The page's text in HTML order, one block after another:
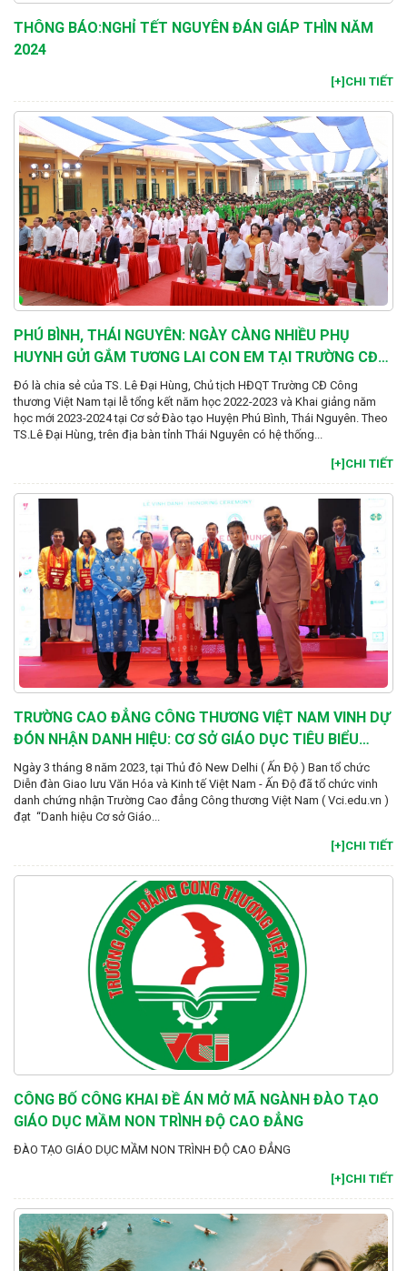
THÔNG BÁO:NGHỈ TẾT NGUYÊN ĐÁN GIÁP THÌN NĂM
2024
[+]CHI TIẾT
PHÚ BÌNH, THÁI NGUYÊN: NGÀY CÀNG NHIỀU PHỤ
HUYNH GỬI GẮM TƯƠNG LAI CON EM TẠI TRƯỜNG CĐ
CÔNG THƯƠNG VIỆT NAM
Đó là chia sẻ của TS. Lê Đại Hùng, Chủ tịch HĐQT Trường CĐ Công
thương Việt Nam tại lễ tổng kết năm học 2022-2023 và Khai giảng năm
học mới 2023-2024 tại Cơ sở Đào tạo Huyện Phú Bình, Thái Nguyên. Theo
TS.Lê Đại Hùng, trên địa bàn tỉnh Thái Nguyên có hệ thống...
[+]CHI TIẾT
TRƯỜNG CAO ĐẲNG CÔNG THƯƠNG VIỆT NAM VINH DỰ
ĐÓN NHẬN DANH HIỆU: CƠ SỞ GIÁO DỤC TIÊU BIỂU
CHÂU Á – THÁI BÌNH DƯƠNG
Ngày 3 tháng 8 năm 2023, tại Thủ đô New Delhi ( Ấn Độ ) Ban tổ chức
Diễn đàn Giao lưu Văn Hóa và Kinh tế Việt Nam - Ấn Độ đã tổ chức vinh
danh chứng nhận Trường Cao đẳng Công thương Việt Nam ( Vci.edu.vn )
đạt “Danh hiệu Cơ sở Giáo...
[+]CHI TIẾT
CÔNG BỐ CÔNG KHAI ĐỀ ÁN MỞ MÃ NGÀNH ĐÀO TẠO
GIÁO DỤC MẦM NON TRÌNH ĐỘ CAO ĐẲNG
ĐÀO TẠO GIÁO DỤC MẦM NON TRÌNH ĐỘ CAO ĐẲNG
[+]CHI TIẾT